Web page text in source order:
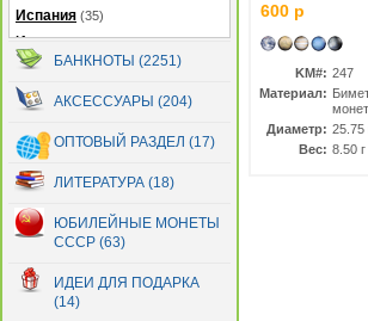
Испания (35)
Италия(38)
Кипр (20)
Латвия(39)
Люксембург(48)
Мальта
Нидерланды(40)
Португалия (87)
Сан-Марино(89)
Словакия
БАНКНОТЫ (2251)
АКСЕССУАРЫ (204)
ОПТОВЫЙ РАЗДЕЛ (17)
ЛИТЕРАТУРА (18)
ЮБИЛЕЙНЫЕ МОНЕТЫ
СССР (63)
ИДЕИ ДЛЯ ПОДАРКА
(14)
600 р
KM#: 247
Материал:
Диаметр:
Вес: 8.50 г